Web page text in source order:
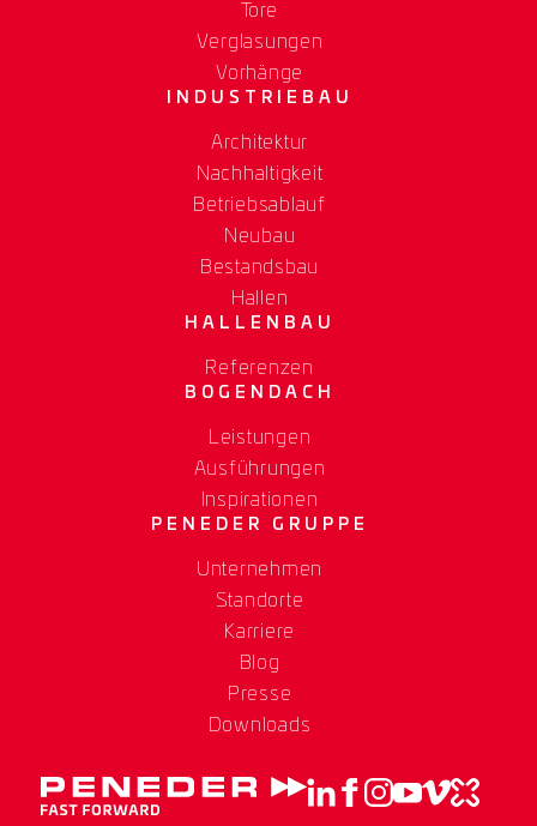
Tore
Verglasungen
Vorhänge
INDUSTRIEBAU
Architektur
Nachhaltigkeit
Betriebsablauf
Neubau
Bestandsbau
Hallen
HALLENBAU
Referenzen
BOGENDACH
Leistungen
Ausführungen
Inspirationen
PENEDER GRUPPE
Unternehmen
Standorte
Karriere
Blog
Presse
Downloads